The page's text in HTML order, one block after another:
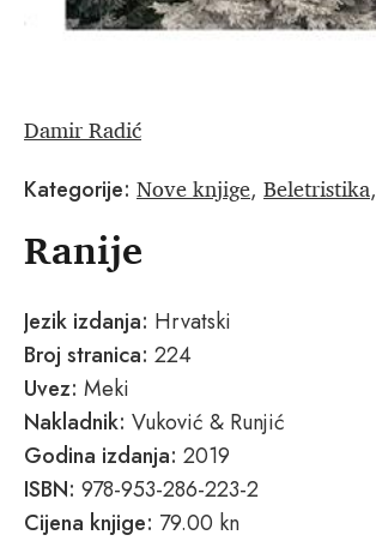
Damir Radić
Kategorije: Nove knjige, Beletristika,
Ranije
Jezik izdanja: Hrvatski
Broj stranica: 224
Uvez: Meki
Nakladnik: Vuković & Runjić
Godina izdanja: 2019
ISBN: 978-953-286-223-2
Cijena knjige: 79.00 kn